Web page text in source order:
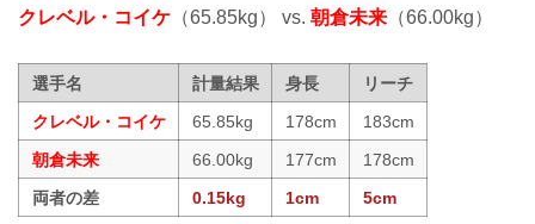
クレベル・コイケ （65.85kg） vs. 朝倉未来 （66.00kg）
選手名 計量結果 身長
リーチ
クレベル・コイケ
65.85kg 178cm
183cm
朝倉未来
66.00kg 177cm
178cm
両者の差
0.15kg 1cm 5cm